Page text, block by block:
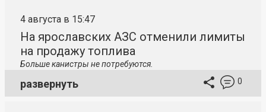
4 августа в 15:47
На ярославских АЗС отменили лимиты
на продажу топлива
Больше канистры не потребуются.
развернуть 0